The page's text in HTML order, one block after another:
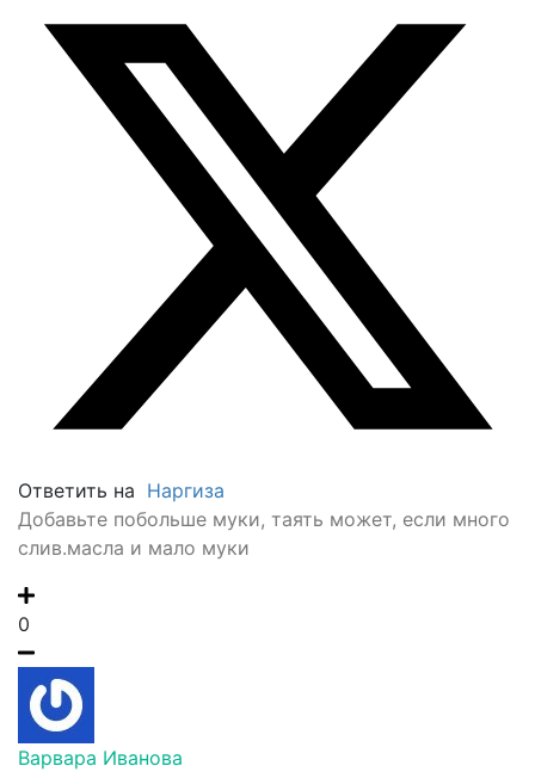
Ответить на Наргиза
Добавьте побольше муки, таять может, если много
слив.масла и мало муки
0
Варвара Иванова